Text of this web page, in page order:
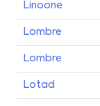
Linoone
Lombre
Lombre
Lotad